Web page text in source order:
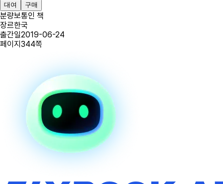
대여 구매
분량보통인 책
장르한국
출간일2019-06-24
페이지 344쪽